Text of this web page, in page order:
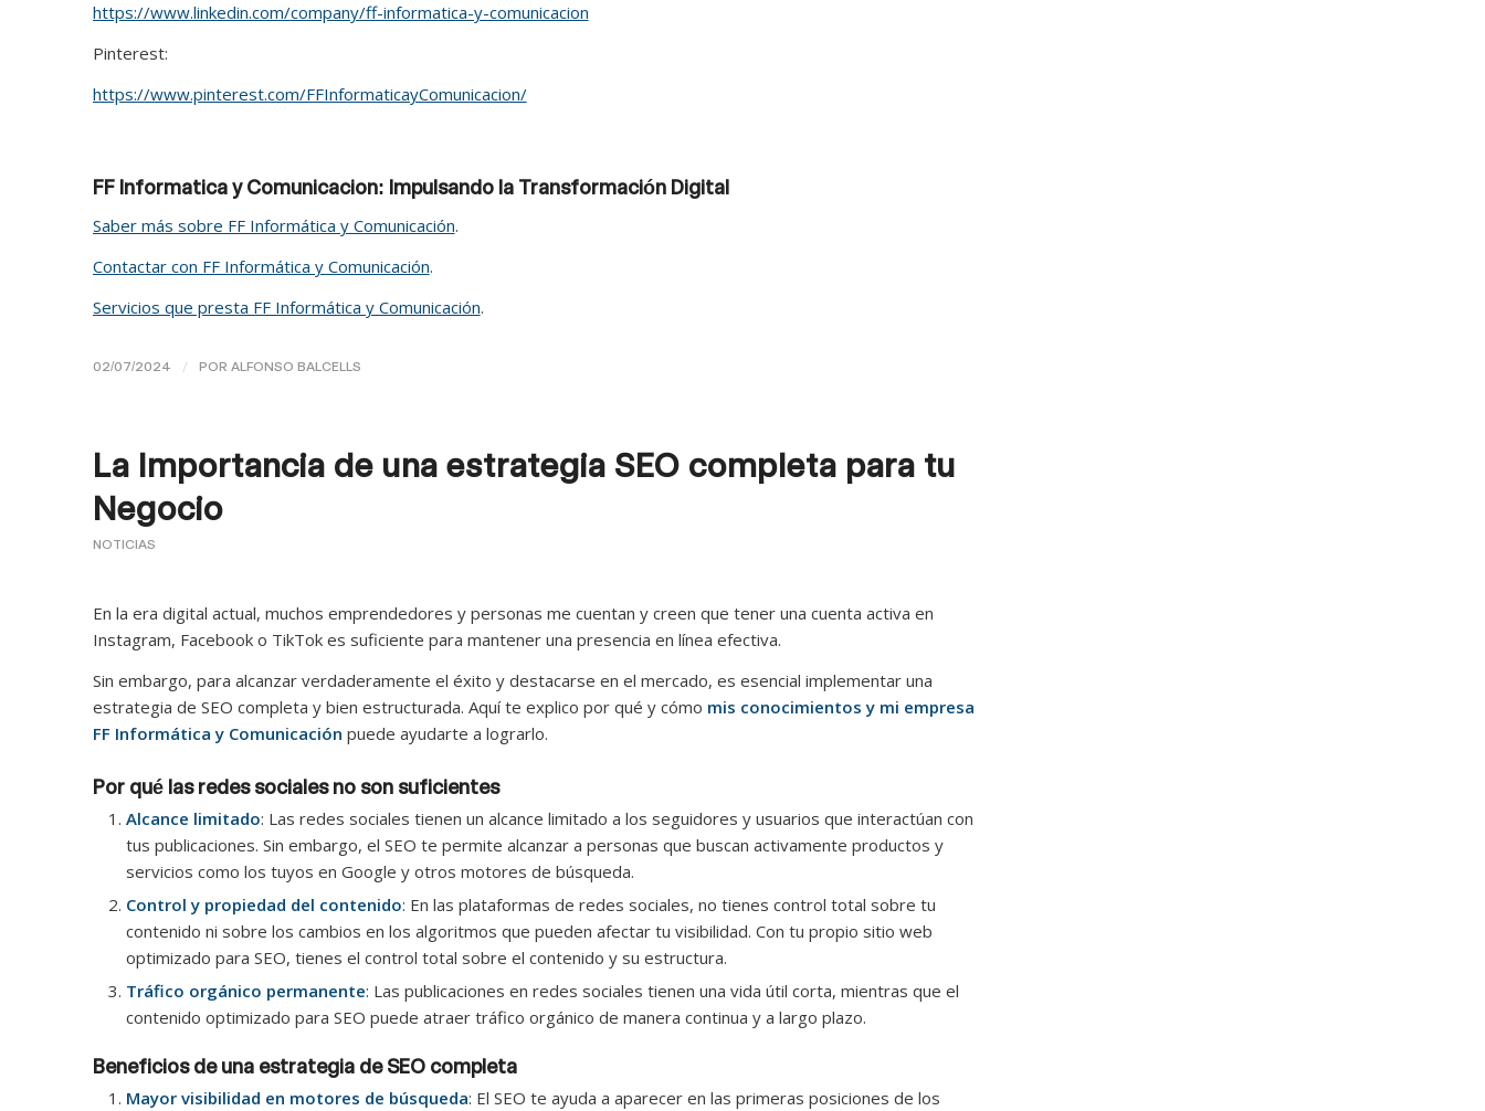
https://www.linkedin.com/company/ff-informatica-y-comunicacion
Pinterest:
https://www.pinterest.com/FFInformaticayComunicacion/
FF Informatica y Comunicacion: Impulsando la Transformación Digital
Saber más sobre FF Informática y Comunicación.
Contactar con FF Informática y Comunicación.
Servicios que presta FF Informática y Comunicación.
02/07/2024 / POR ALFONSO BALCELLS
La Importancia de una estrategia SEO completa para tu
Negocio
NOTICIAS
En la era digital actual, muchos emprendedores y personas me cuentan y creen que tener una cuenta activa en
Instagram, Facebook o TikTok es suficiente para mantener una presencia en línea efectiva.
Sin embargo, para alcanzar verdaderamente el éxito y destacarse en el mercado, es esencial implementar una
estrategia de SEO completa y bien estructurada. Aquí te explico por qué y cómo mis conocimientos y mi empresa
FF Informática y Comunicación puede ayudarte a lograrlo.
Por qué las redes sociales no son suficientes
Alcance limitado: Las redes sociales tienen un alcance limitado a los seguidores y usuarios que interactúan con
tus publicaciones. Sin embargo, el SEO te permite alcanzar a personas que buscan activamente productos y
servicios como los tuyos en Google y otros motores de búsqueda.
Control y propiedad del contenido: En las plataformas de redes sociales, no tienes control total sobre tu
contenido ni sobre los cambios en los algoritmos que pueden afectar tu visibilidad. Con tu propio sitio web
optimizado para SEO, tienes el control total sobre el contenido y su estructura.
Tráfico orgánico permanente: Las publicaciones en redes sociales tienen una vida útil corta, mientras que el
contenido optimizado para SEO puede atraer tráfico orgánico de manera continua y a largo plazo.
Beneficios de una estrategia de SEO completa
Mayor visibilidad en motores de búsqueda: El SEO te ayuda a aparecer en las primeras posiciones de los